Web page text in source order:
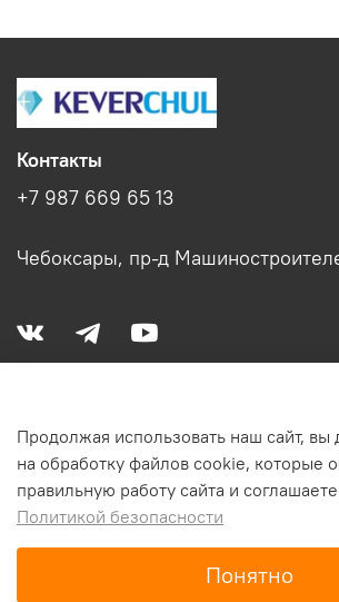
В корзину
Контакты
+7 987 669 65 13
Чебоксары, пр-д
Продолжая использовать наш сайт, вы
на обработку файлов cookie, которые
правильную работу сайта и
Политикой безопасности
Понятно